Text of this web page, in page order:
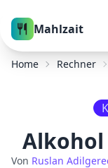
Mahlzait
Home Rechner
Alkohol
Von Ruslan